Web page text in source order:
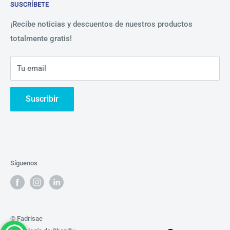
Beneficios
Nosotros
Contáctanos
Política de Privacidad
SUSCRÍBETE
¡Recibe noticias y descuentos de nuestros productos
totalmente gratis!
Tu email
Suscribir
Síguenos
© Fadrisac